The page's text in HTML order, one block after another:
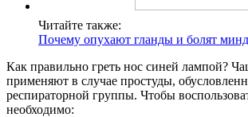
Читайте также:
Почему опухают гланды и болят
Как правильно греть нос синей лампой?
применяют в случае простуды,
респираторной группы. Чтобы
необходимо: